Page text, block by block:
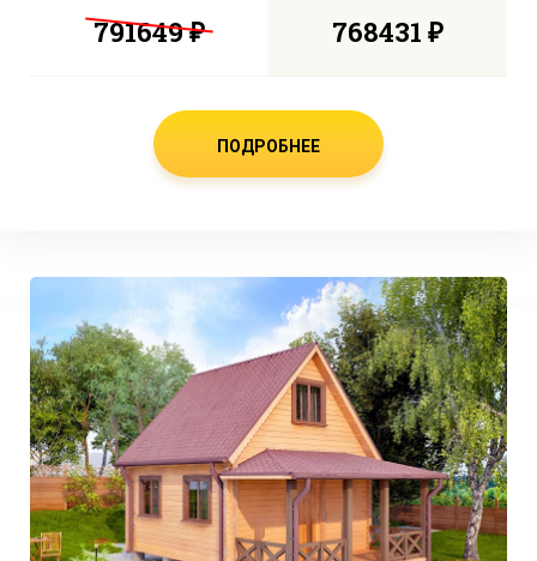
791649 ₽ 768431 ₽
ПОДРОБНЕЕ